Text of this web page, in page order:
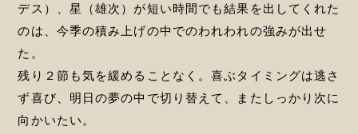
デス）、星（雄次）が短い時間でも結果を出してくれた
のは、今季の積み上げの中でのわれわれの強みが出せ
た。
残り２節も気を緩めることなく。喜ぶタイミングは逃さ
ず喜び、明日の夢の中で切り替えて、またしっかり次に
向かいたい。